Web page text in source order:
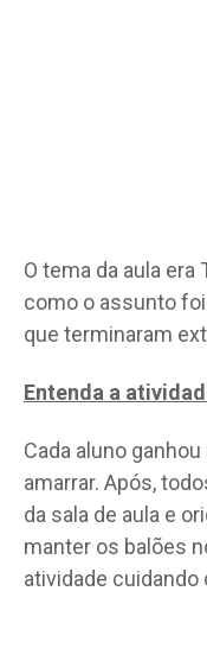
O tema da aula era
como o assunto
que terminaram
Entenda a
Cada aluno
amarrar. Após,
da sala de aula e
manter os balões
atividade cuidando